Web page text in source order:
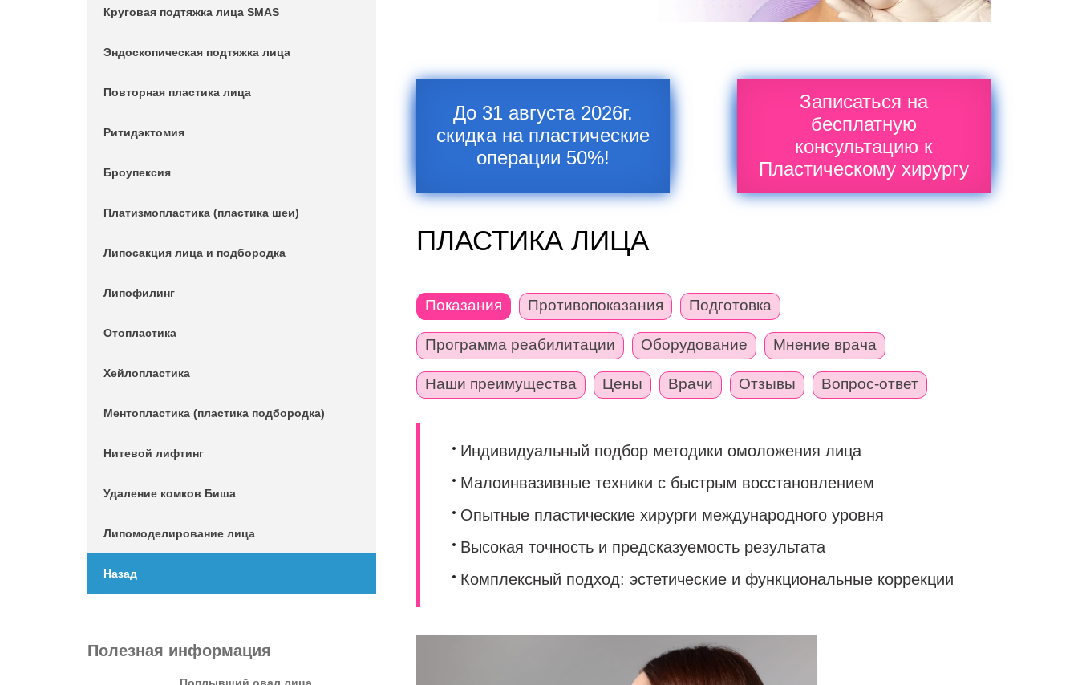
Круговая подтяжка лица SMAS
Эндоскопическая подтяжка лица
Повторная пластика лица
Ритидэктомия
Броупексия
Платизмопластика (пластика шеи)
Липосакция лица и подбородка
Липофилинг
Отопластика
Хейлопластика
Ментопластика (пластика подбородка)
Нитевой лифтинг
Удаление комков Биша
Липомоделирование лица
Назад
Полезная информация
До 31 августа 2026г.
скидка на пластические
операции 50%!
Записаться на
бесплатную
консультацию к
Пластическому хирургу
ПЛАСТИКА ЛИЦА
Показания Противопоказания Подготовка
Программа реабилитации Оборудование Мнение врача
Наши преимущества Цены Врачи Отзывы Вопрос-ответ
Индивидуальный подбор методики омоложения лица
Малоинвазивные техники с быстрым восстановлением
Опытные пластические хирурги международного уровня
Высокая точность и предсказуемость результата
Комплексный подход: эстетические и функциональные коррекции